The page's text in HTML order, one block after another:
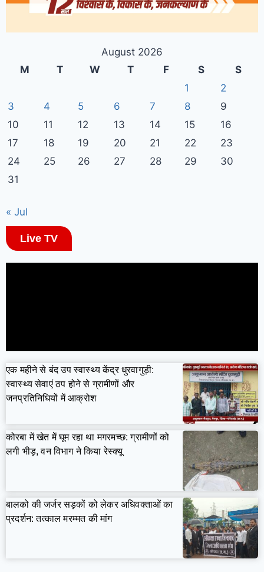
August 2026
M
T W T F S
S
1
2
3
4 5 6 7 8
9
10
11 12 13 14 15
16
17
18 19 20 21 22
23
24
25 26 27 28 29
30
31
« Jul
Live TV
एक महीने से बंद उप स्वास्थ्य केंद्र धुरवागुड़ी:
स्वास्थ्य सेवाएं ठप होने से ग्रामीणों और
जनप्रतिनिधियों में आक्रोश
कोरबा में खेत में घूम रहा था मगरमच्छ: ग्रामीणों को
लगी भीड़, वन विभाग ने किया रेस्क्यू
बालको की जर्जर सड़कों को लेकर अधिवक्ताओं का
प्रदर्शन: तत्काल मरम्मत की मांग